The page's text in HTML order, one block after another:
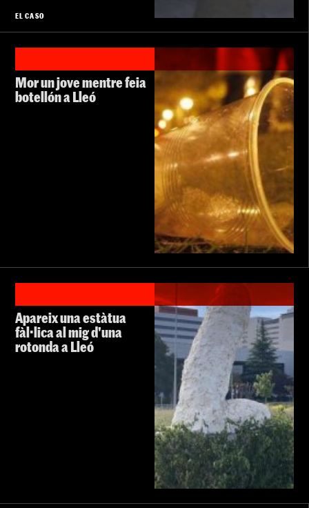
EL CASO
Mor un jove mentre feia
botellón a Lleó
Apareix una estàtua
fàl·lica al mig d'una
rotonda a Lleó